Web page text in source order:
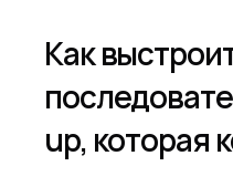
Как
up, которая